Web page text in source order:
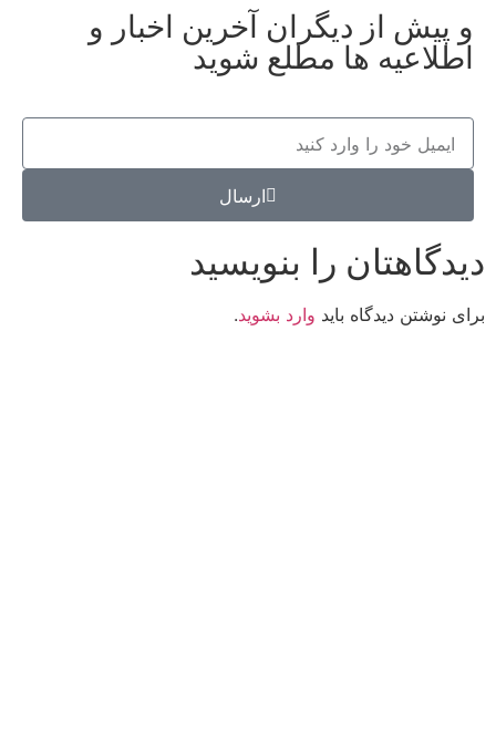
و پیش از دیگران آخرین اخبار و
اطلاعیه ها مطلع شوید
ارسال
دیدگاهتان را بنویسید
برای نوشتن دیدگاه باید وارد بشوید.